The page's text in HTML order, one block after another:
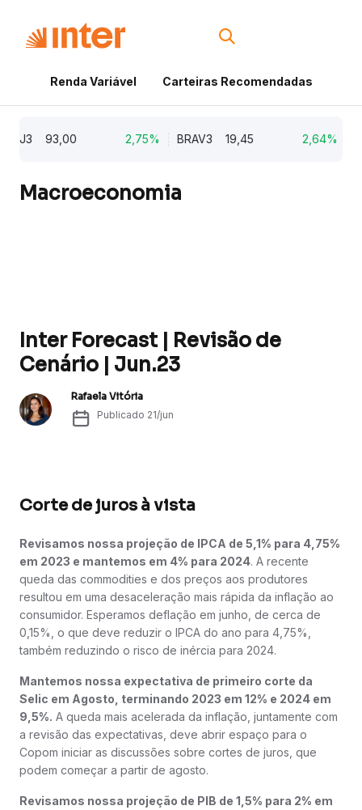
Renda Variável Carteiras Recomendadas
93,00 2,75% BRAV3 19,45 2,64%
Macroeconomia
Inter Forecast | Revisão de
Cenário | Jun.23
Rafaela Vitória
Publicado 21/jun
Corte de juros à vista
Revisamos nossa projeção de IPCA de 5,1% para 4,75%
em 2023 e mantemos em 4% para 2024. A recente
queda das commodities e dos preços aos produtores
resultou em uma desaceleração mais rápida da inflação ao
consumidor. Esperamos deflação em junho, de cerca de
0,15%, o que deve reduzir o IPCA do ano para 4,75%,
também reduzindo o risco de inércia para 2024.
Mantemos nossa expectativa de primeiro corte da
Selic em Agosto, terminando 2023 em 12% e 2024 em
9,5%. A queda mais acelerada da inflação, juntamente com
a revisão das expectativas, deve abrir espaço para o
Copom iniciar as discussões sobre cortes de juros, que
podem começar a partir de agosto.
Revisamos nossa projeção de PIB de 1,5% para 2% em